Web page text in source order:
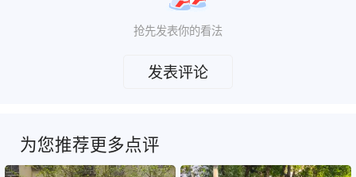
抢先发表你的看法
发表评论
为您推荐更多点评